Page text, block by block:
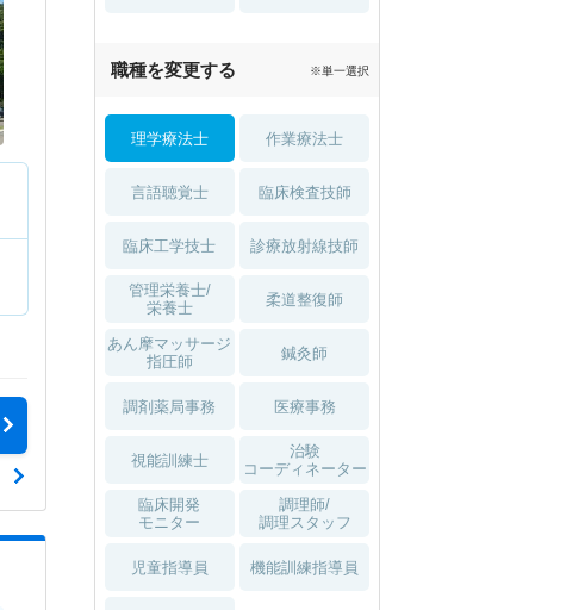
職種を変更する ※単一選択
理学療法士 作業療法士
言語聴覚士 臨床検査技師
臨床工学技士 診療放射線技師
管理栄養士/
栄養士
柔道整復師
あん摩マッサージ
指圧師
鍼灸師
調剤薬局事務 医療事務
視能訓練士
治験
コーディネーター
臨床開発
モニター
調理師/
調理スタッフ
児童指導員 機能訓練指導員